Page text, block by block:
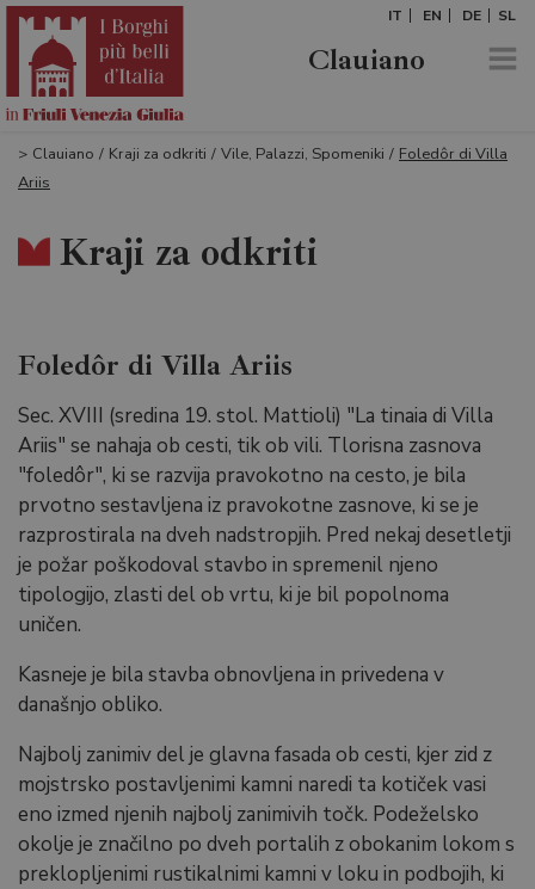
IT EN DE SL
Clauiano
> Clauiano / Kraji za odkriti / Vile, Palazzi, Spomeniki / Foledôr di Villa
Ariis
Kraji za odkriti
Foledôr di Villa Ariis
Sec. XVIII (sredina 19. stol. Mattioli) "La tinaia di Villa
Ariis" se nahaja ob cesti, tik ob vili. Tlorisna zasnova
"foledôr", ki se razvija pravokotno na cesto, je bila
prvotno sestavljena iz pravokotne zasnove, ki se je
razprostirala na dveh nadstropjih. Pred nekaj desetletji
je požar poškodoval stavbo in spremenil njeno
tipologijo, zlasti del ob vrtu, ki je bil popolnoma
uničen.
Kasneje je bila stavba obnovljena in privedena v
današnjo obliko.
Najbolj zanimiv del je glavna fasada ob cesti, kjer zid z
mojstrsko postavljenimi kamni naredi ta kotiček vasi
eno izmed njenih najbolj zanimivih točk. Podeželsko
okolje je značilno po dveh portalih z obokanim lokom s
preklopljenimi rustikalnimi kamni v loku in podbojih, ki